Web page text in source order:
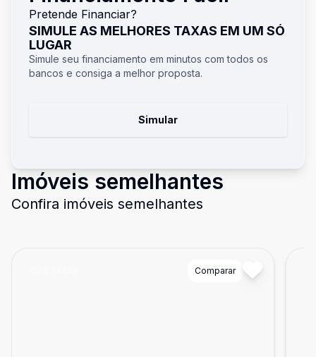
Pretende Financiar?
SIMULE AS MELHORES TAXAS EM UM SÓ
LUGAR
Simule seu financiamento em minutos com todos os
bancos e consiga a melhor proposta.
Simular
Imóveis semelhantes
Confira imóveis semelhantes
Comparar